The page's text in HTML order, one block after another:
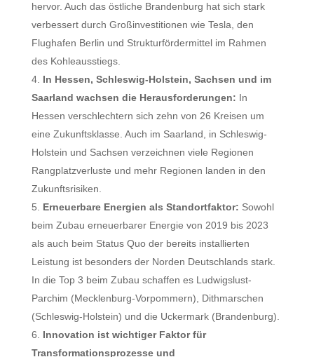
hervor. Auch das östliche Brandenburg hat sich stark
verbessert durch Großinvestitionen wie Tesla, den
Flughafen Berlin und Strukturfördermittel im Rahmen
des Kohleausstiegs.
In Hessen, Schleswig-Holstein, Sachsen und im
Saarland wachsen die Herausforderungen: In
Hessen verschlechtern sich zehn von 26 Kreisen um
eine Zukunftsklasse. Auch im Saarland, in Schleswig-
Holstein und Sachsen verzeichnen viele Regionen
Rangplatzverluste und mehr Regionen landen in den
Zukunftsrisiken.
Erneuerbare Energien als Standortfaktor: Sowohl
beim Zubau erneuerbarer Energie von 2019 bis 2023
als auch beim Status Quo der bereits installierten
Leistung ist besonders der Norden Deutschlands stark.
In die Top 3 beim Zubau schaffen es Ludwigslust-
Parchim (Mecklenburg-Vorpommern), Dithmarschen
(Schleswig-Holstein) und die Uckermark (Brandenburg).
Innovation ist wichtiger Faktor für
Transformationsprozesse und